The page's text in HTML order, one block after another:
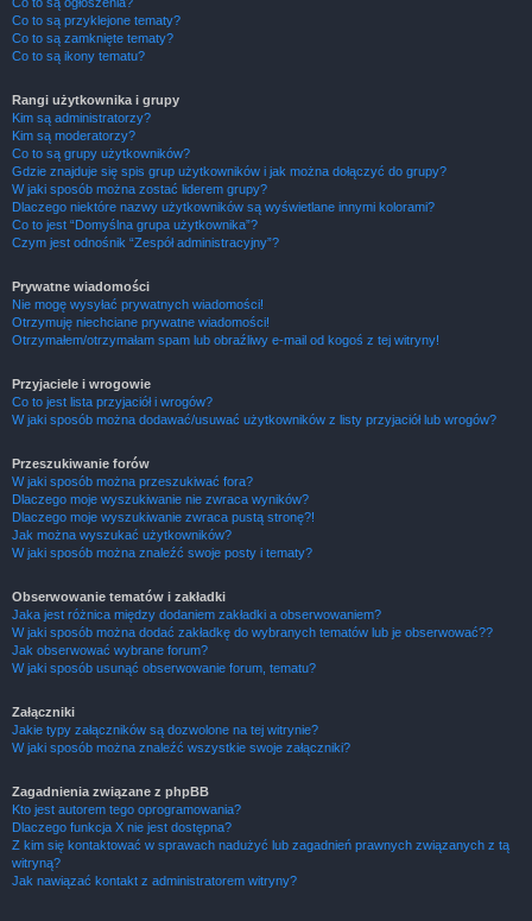
Co to są przyklejone tematy?
Co to są zamknięte tematy?
Co to są ikony tematu?
Rangi użytkownika i grupy
Kim są administratorzy?
Kim są moderatorzy?
Co to są grupy użytkowników?
Gdzie znajduje się spis grup użytkowników i jak można dołączyć do grupy?
W jaki sposób można zostać liderem grupy?
Dlaczego niektóre nazwy użytkowników są wyświetlane innymi kolorami?
Co to jest “Domyślna grupa użytkownika”?
Czym jest odnośnik “Zespół administracyjny”?
Prywatne wiadomości
Nie mogę wysyłać prywatnych wiadomości!
Otrzymuję niechciane prywatne wiadomości!
Otrzymałem/otrzymałam spam lub obraźliwy e-mail od kogoś z tej witryny!
Przyjaciele i wrogowie
Co to jest lista przyjaciół i wrogów?
W jaki sposób można dodawać/usuwać użytkowników z listy przyjaciół lub wrogów?
Przeszukiwanie forów
W jaki sposób można przeszukiwać fora?
Dlaczego moje wyszukiwanie nie zwraca wyników?
Dlaczego moje wyszukiwanie zwraca pustą stronę?!
Jak można wyszukać użytkowników?
W jaki sposób można znaleźć swoje posty i tematy?
Obserwowanie tematów i zakładki
Jaka jest różnica między dodaniem zakładki a obserwowaniem?
W jaki sposób można dodać zakładkę do wybranych tematów lub je obserwować??
Jak obserwować wybrane forum?
W jaki sposób usunąć obserwowanie forum, tematu?
Załączniki
Jakie typy załączników są dozwolone na tej witrynie?
W jaki sposób można znaleźć wszystkie swoje załączniki?
Zagadnienia związane z phpBB
Kto jest autorem tego oprogramowania?
Dlaczego funkcja X nie jest dostępna?
Z kim się kontaktować w sprawach nadużyć lub zagadnień prawnych związanych z tą
witryną?
Jak nawiązać kontakt z administratorem witryny?